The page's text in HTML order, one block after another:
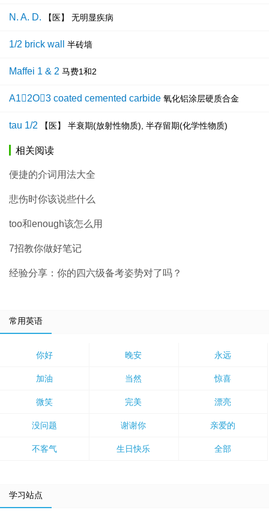
N. A. D. 【医】 无明显疾病
1/2 brick wall 半砖墙
Maffei 1 & 2 马费1和2
A12O3 coated cemented carbide 氧化铝涂层硬质合金
tau 1/2 【医】 半衰期(放射性物质), 半存留期(化学性物质)
相关阅读
便捷的介词用法大全
悲伤时你该说些什么
too和enough该怎么用
7招教你做好笔记
经验分享：你的四六级备考姿势对了吗？
常用英语
你好 晚安 永远
加油 当然 惊喜
微笑 完美 漂亮
没问题 谢谢你 亲爱的
不客气 生日快乐 全部
学习站点